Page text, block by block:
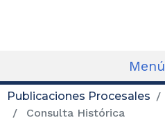
Menú
Publicaciones Procesales
Consulta Histórica